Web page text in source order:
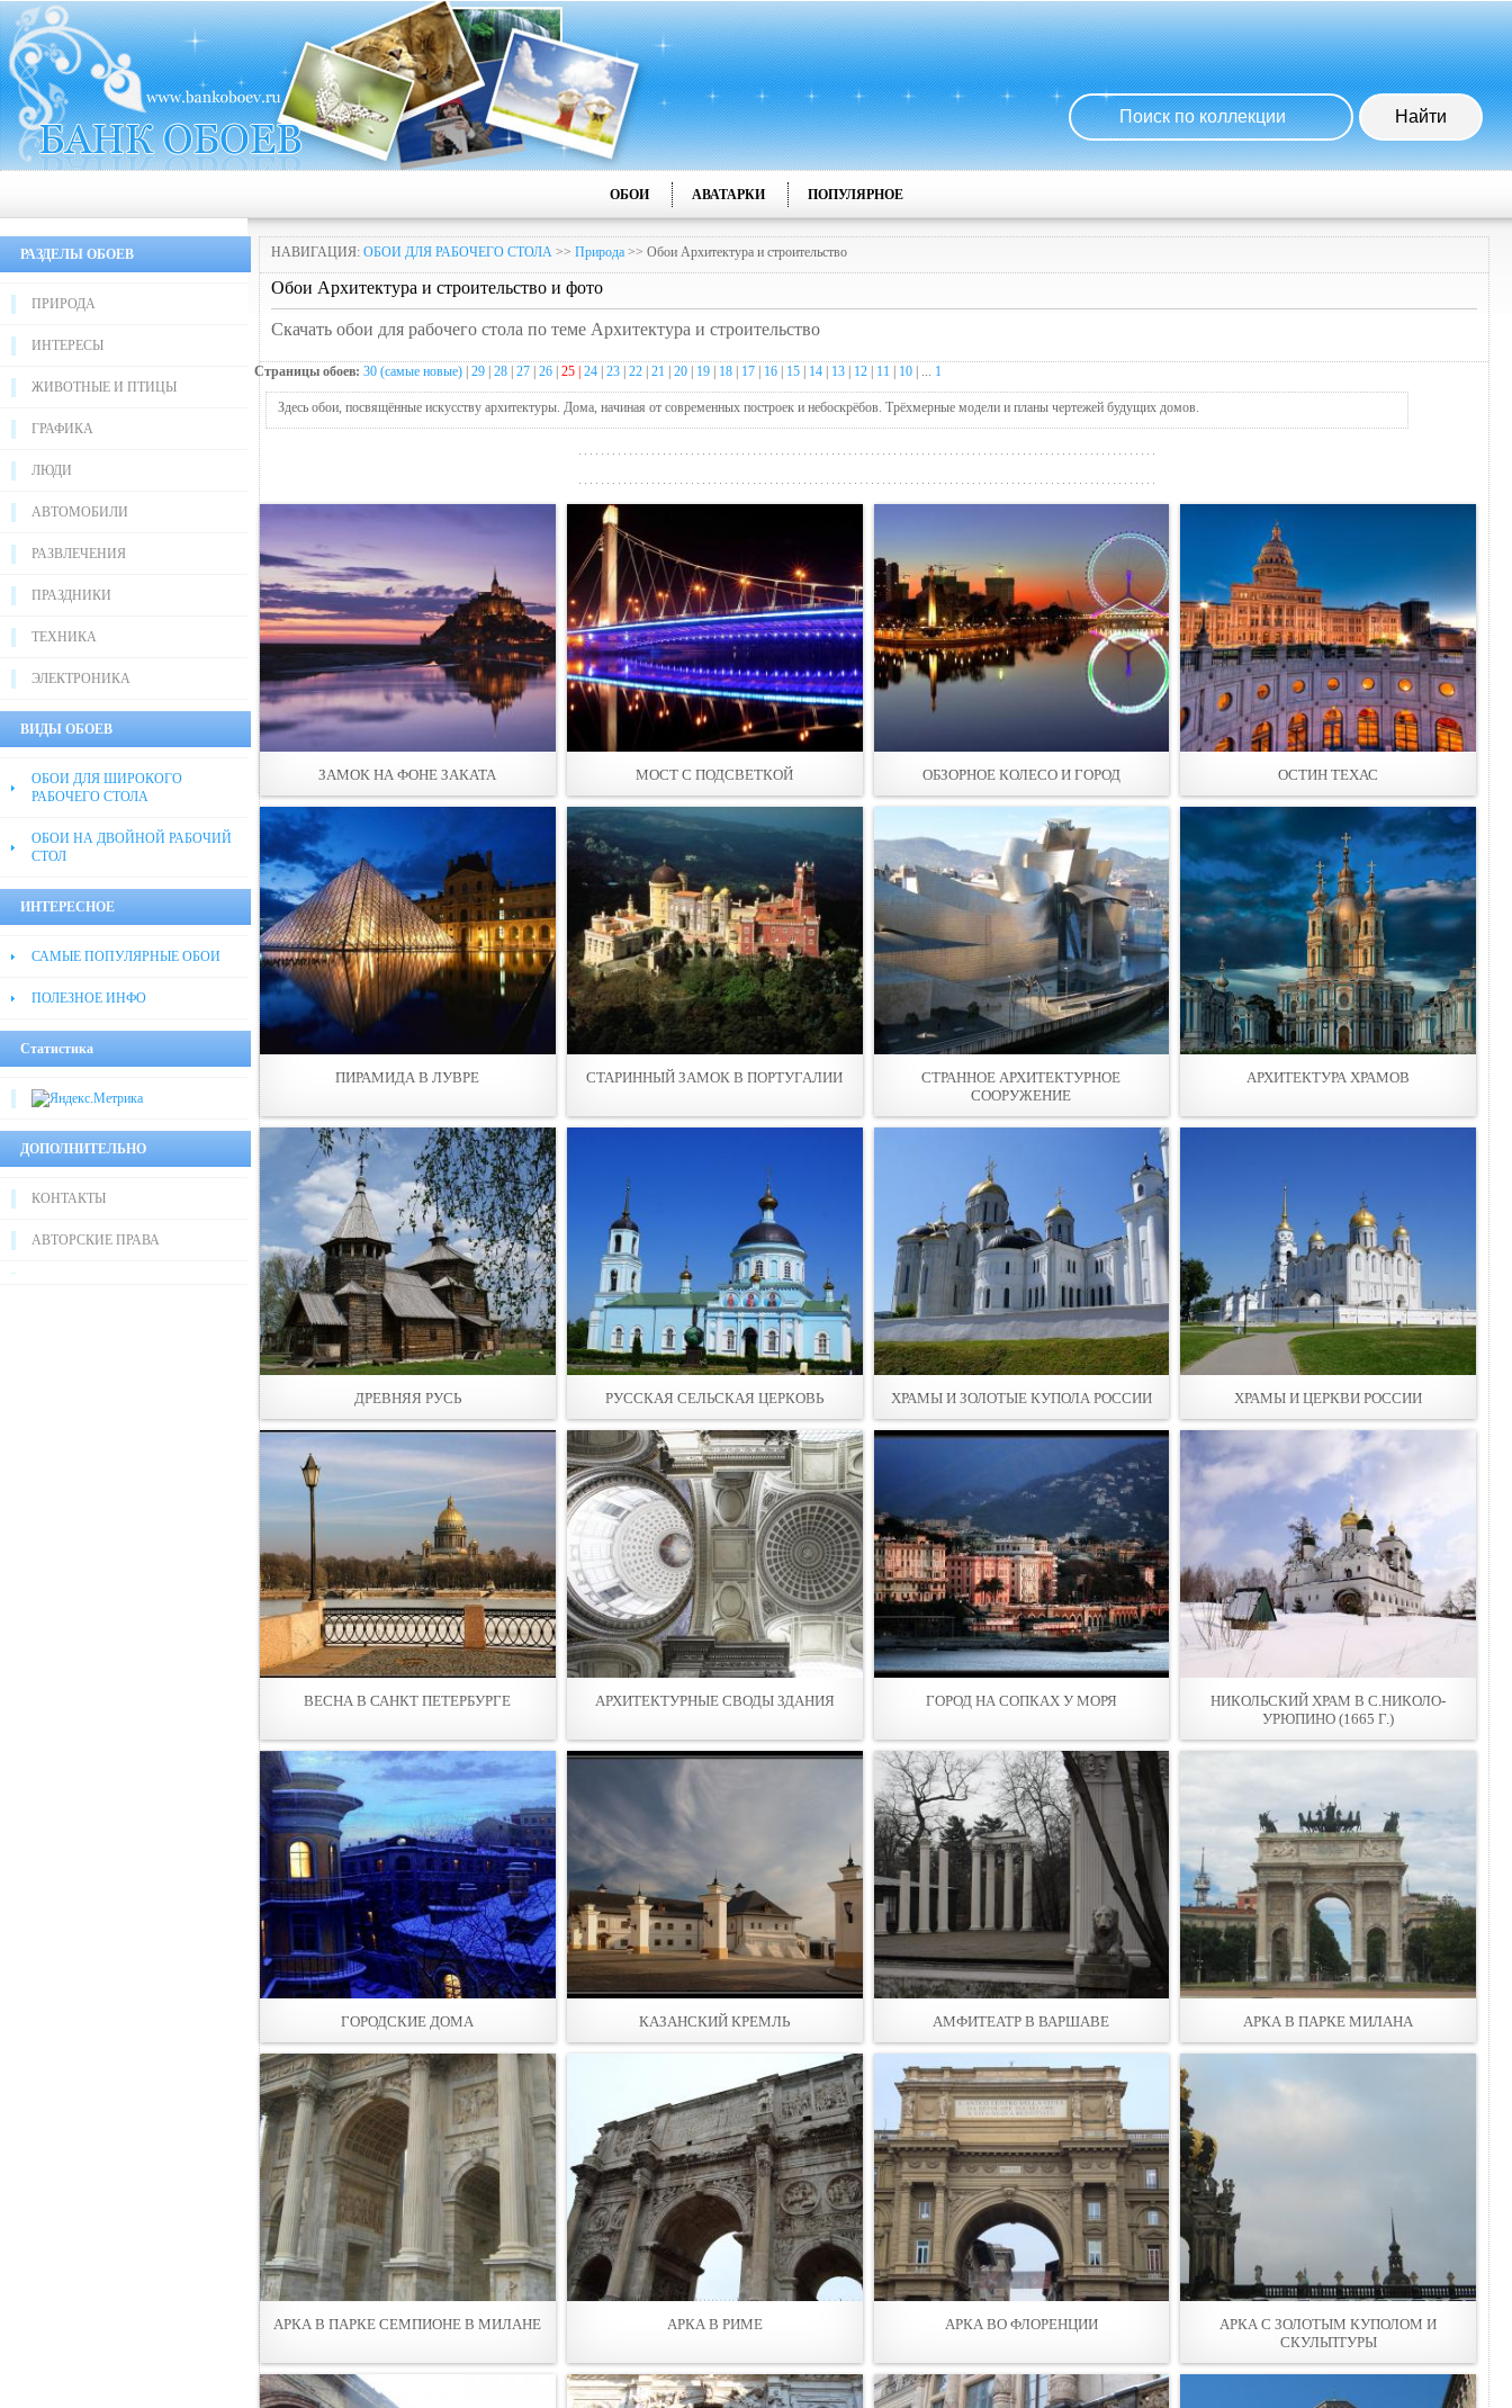
ОБОИ АВАТАРКИ ПОПУЛЯРНОЕ
РАЗДЕЛЫ ОБОЕВ
ПРИРОДА
ИНТЕРЕСЫ
ЖИВОТНЫЕ И ПТИЦЫ
ГРАФИКА
ЛЮДИ
АВТОМОБИЛИ
РАЗВЛЕЧЕНИЯ
ПРАЗДНИКИ
ТЕХНИКА
ЭЛЕКТРОНИКА
ВИДЫ ОБОЕВ
ОБОИ ДЛЯ ШИРОКОГО
РАБОЧЕГО СТОЛА
ОБОИ НА ДВОЙНОЙ РАБОЧИЙ
СТОЛ
ИНТЕРЕСНОЕ
САМЫЕ ПОПУЛЯРНЫЕ ОБОИ
ПОЛЕЗНОЕ ИНФО
Статистика
ДОПОЛНИТЕЛЬНО
КОНТАКТЫ
АВТОРСКИЕ ПРАВА
НАВИГАЦИЯ: ОБОИ ДЛЯ РАБОЧЕГО СТОЛА >> Природа >> Обои Архитектура и строительство
Обои Архитектура и строительство и фото
Скачать обои для рабочего стола по теме Архитектура и строительство
Страницы обоев: 30 (самые новые) 29 28 27 26 25 | 24 23 22 21 20 19 18 17 16 15 14 13 12 11 10 | ... 1
Здесь обои, посвящённые искусству архитектуры. Дома, начиная от современных построек и небоскрёбов. Трёхмерные модели и планы чертежей будущих домов.
ЗАМОК НА ФОНЕ ЗАКАТА МОСТ С ПОДСВЕТКОЙ ОБЗОРНОЕ КОЛЕСО И ГОРОД ОСТИН ТЕХАС
ПИРАМИДА В ЛУВРЕ СТАРИННЫЙ ЗАМОК В ПОРТУГАЛИИ
СТРАННОЕ АРХИТЕКТУРНОЕ
СООРУЖЕНИЕ
АРХИТЕКТУРА ХРАМОВ
ДРЕВНЯЯ РУСЬ РУССКАЯ СЕЛЬСКАЯ ЦЕРКОВЬ ХРАМЫ И ЗОЛОТЫЕ КУПОЛА РОССИИ ХРАМЫ И ЦЕРКВИ РОССИИ
ВЕСНА В САНКТ ПЕТЕРБУРГЕ АРХИТЕКТУРНЫЕ СВОДЫ ЗДАНИЯ ГОРОД НА СОПКАХ У МОРЯ
НИКОЛЬСКИЙ ХРАМ В С.НИКОЛО-
УРЮПИНО (1665 Г.)
ГОРОДСКИЕ ДОМА КАЗАНСКИЙ КРЕМЛЬ АМФИТЕАТР В ВАРШАВЕ АРКА В ПАРКЕ МИЛАНА
АРКА В ПАРКЕ СЕМПИОНЕ В МИЛАНЕ АРКА В РИМЕ АРКА ВО ФЛОРЕНЦИИ
АРКА С ЗОЛОТЫМ КУПОЛОМ И
СКУЛЬПТУРЫ